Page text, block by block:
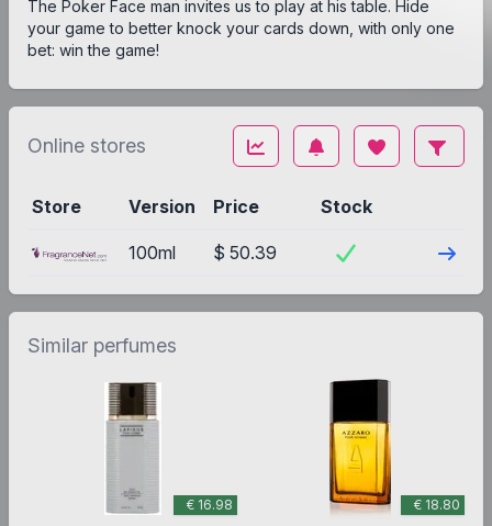
The Poker Face man invites us to play at his table. Hide
your game to better knock your cards down, with only one
bet: win the game!
Online stores
Store Version Price Stock
100ml $ 50.39 Visit
Similar perfumes
€ 16.98
€ 18.80